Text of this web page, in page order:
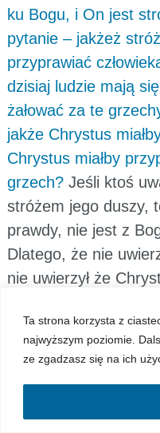
Ta strona korzysta z
najwyższym poziomie.
ze zgadzasz się na ich
ku Bogu, i On jest
pytanie – jakżeż
przyprawiać
dzisiaj ludzie mają
żałować za te
jakże Chrystus
Chrystus miałby
grzech?Jeśli ktoś
stróżem jego duszy,
prawdy, nie jest z
Dlatego, że nie
nie uwierzył że
nieprawda, że
fizycznie, aby mógł
pokuty i uczynki,
żeby człowiek